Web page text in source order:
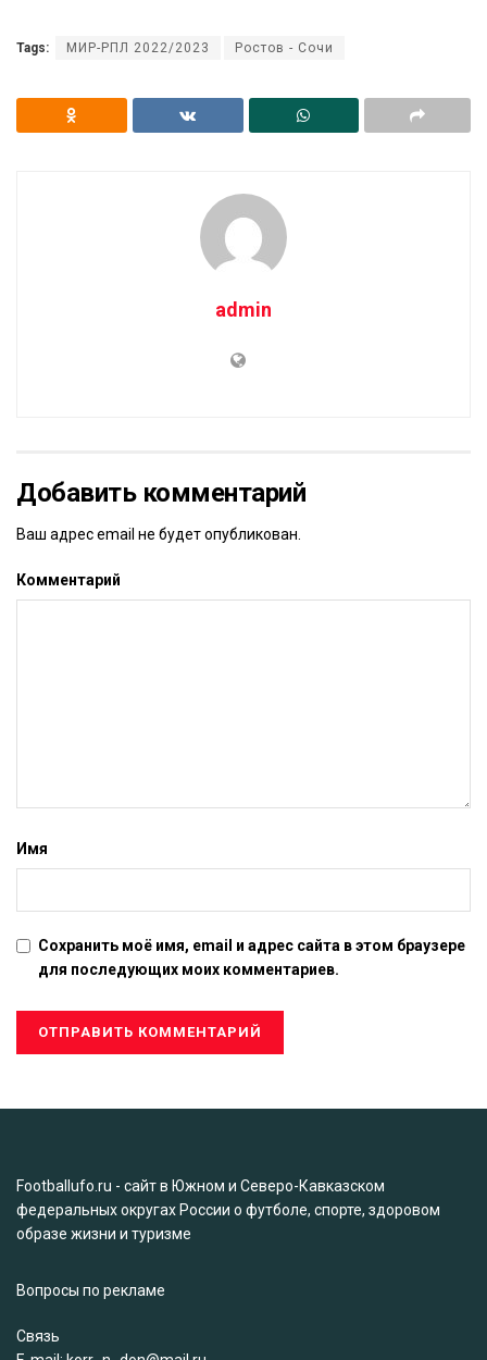
Tags: МИР-РПЛ 2022/2023 Ростов - Сочи
admin
Добавить комментарий
Ваш адрес email не будет опубликован.
Комментарий
Имя
Сохранить моё имя, email и адрес сайта в этом браузере
для последующих моих комментариев.
Footballufo.ru - сайт в Южном и Северо-Кавказском
федеральных округах России о футболе, спорте, здоровом
образе жизни и туризме
Вопросы по рекламе
Связь